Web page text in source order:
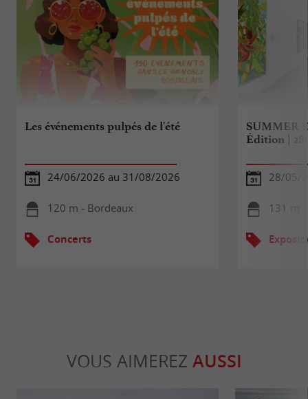
Les événements pulpés de l'été
24/06/2026 au 31/08/2026
120 m - Bordeaux
Concerts
SUMMER
Édition | 28
28/05/
131 m
VOUS AIMEREZ AUSSI